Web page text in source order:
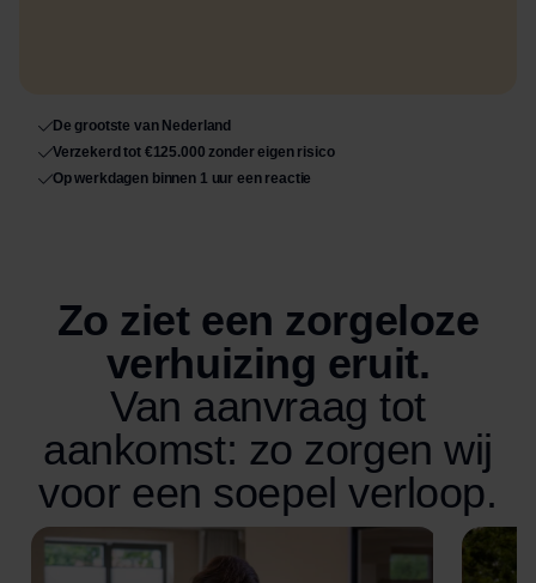
De grootste van Nederland
Verzekerd tot €125.000 zonder eigen risico
Op werkdagen binnen 1 uur een reactie
Zo ziet een zorgeloze
verhuizing eruit.
Van aanvraag tot
aankomst: zo zorgen wij
voor een soepel verloop.